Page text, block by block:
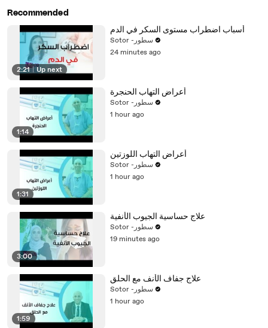
Recommended
2:21 | Up next
أسباب اضطراب مستوى السكر في الدم
Sotor -سطور
24 minutes ago
1:14
أعراض التهاب الحنجرة
Sotor -سطور
1 hour ago
1:31
أعراض التهاب اللوزتين
Sotor -سطور
1 hour ago
3:00
علاج حساسية الجيوب الأنفية
Sotor -سطور
19 minutes ago
1:59
علاج جفاف الأنف مع الحلق
Sotor -سطور
1 hour ago